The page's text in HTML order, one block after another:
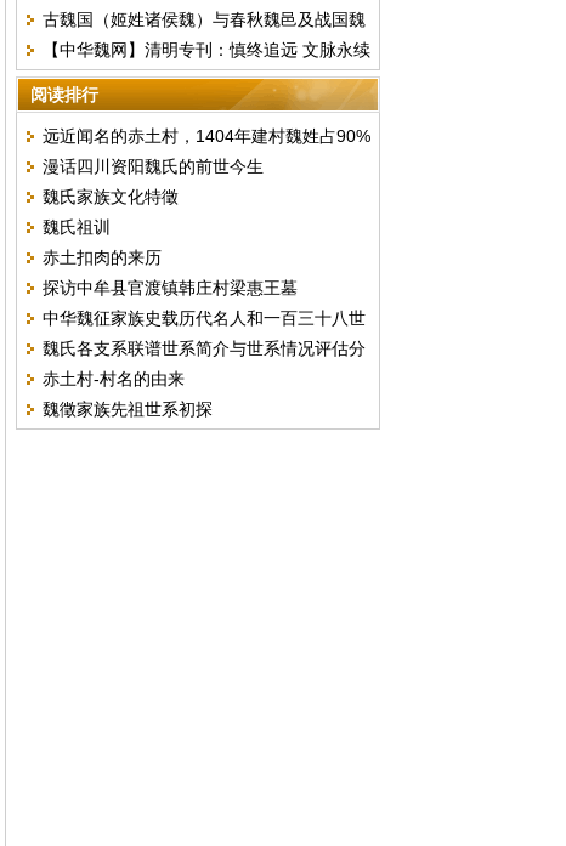
驳“古魏公族为源”说
古魏国（姬姓诸侯魏）与春秋魏邑及战国魏
国的文明嬗变
【中华魏网】清明专刊：慎终追远 文脉永续
文明祭祖倡议书
阅读排行
远近闻名的赤土村，1404年建村魏姓占90%
以上。（现天津市东丽区华明街）
漫话四川资阳魏氏的前世今生
魏氏家族文化特徵
魏氏祖训
赤土扣肉的来历
探访中牟县官渡镇韩庄村梁惠王墓
中华魏征家族史载历代名人和一百三十八世
系概况简述
魏氏各支系联谱世系简介与世系情况评估分
析报告
赤土村-村名的由来
魏徵家族先祖世系初探